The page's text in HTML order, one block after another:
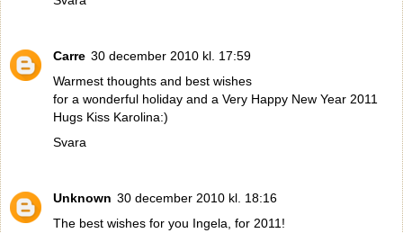
Carre 30 december 2010 kl. 17:59
Warmest thoughts and best wishes
for a wonderful holiday and a Very Happy New Year 2011
Hugs Kiss Karolina:)
Svara
Unknown 30 december 2010 kl. 18:16
The best wishes for you Ingela, for 2011!